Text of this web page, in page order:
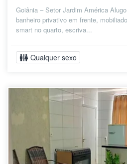
Goiânia – Setor Jardim América
banheiro privativo em frente,
smart no quarto, escriva...
Qualquer sexo